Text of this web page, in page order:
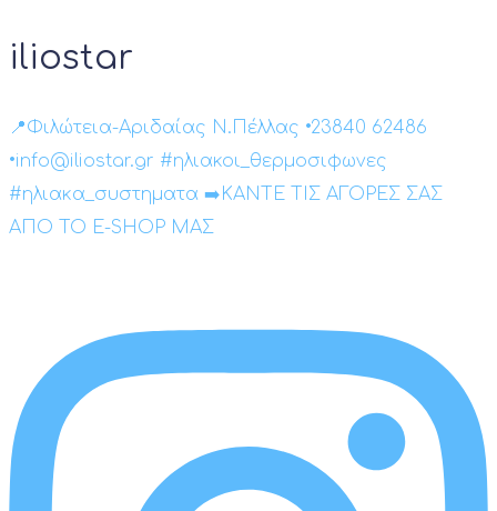
iliostar
📍Φιλώτεια-Αριδαίας Ν.Πέλλας •23840 62486
•info@iliostar.gr #ηλιακοι_θερμοσιφωνες
#ηλιακα_συστηματα ➡️ΚΑΝΤΕ ΤΙΣ ΑΓΟΡΕΣ ΣΑΣ
ΑΠΟ ΤΟ E-SHOP ΜΑΣ